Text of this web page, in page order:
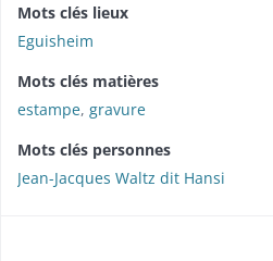
Mots clés lieux
Eguisheim
Mots clés matières
estampe, gravure
Mots clés personnes
Jean-Jacques Waltz dit Hansi